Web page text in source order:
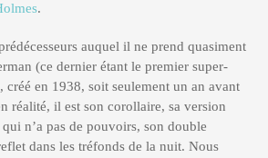
.
auquel il ne prend quasiment
(ce dernier étant le premier super-
créé en 1938, soit seulement un an avant
réalité, il est son corollaire, sa version
n’a pas de pouvoirs, son double
dans les tréfonds de la nuit. Nous